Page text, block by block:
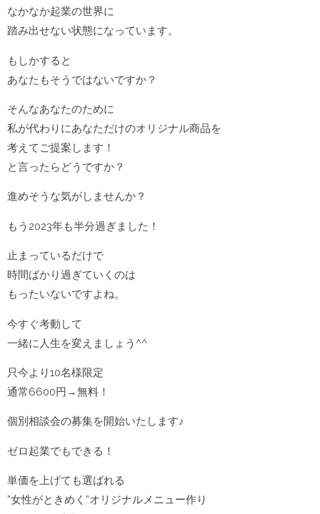
なかなか起業の世界に
踏み出せない状態になっています。
もしかすると
あなたもそうではないですか？
そんなあなたのために
私が代わりにあなただけのオリジナル商品を
考えてご提案します！
と言ったらどうですか？
進めそうな気がしませんか？
もう2023年も半分過ぎました！
止まっているだけで
時間ばかり過ぎていくのは
もったいないですよね。
今すぐ考動して
一緒に人生を変えましょう^^
只今より10名様限定
通常6600円→無料！
個別相談会の募集を開始いたします♪
ゼロ起業でもできる！
単価を上げても選ばれる
”女性がときめく”オリジナルメニュー作り